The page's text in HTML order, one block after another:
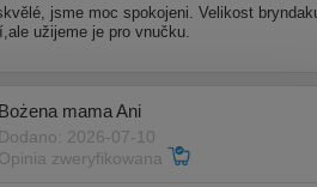
jsme moc spokojeni. Velikost
užijeme je pro vnučku.
Bożena mama Ani
Dodano: 2026-07-10
Opinia zweryfikowana